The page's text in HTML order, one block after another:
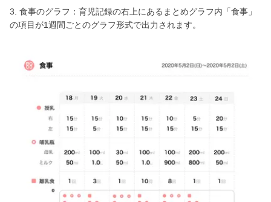
3. 食事のグラフ：育児記録の右上にあるまとめグラフ内「食事」
の項目が1週間ごとのグラフ形式で出力されます。